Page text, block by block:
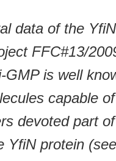
data of the
FFC#13/
GMP is well
capable
devoted part
protein